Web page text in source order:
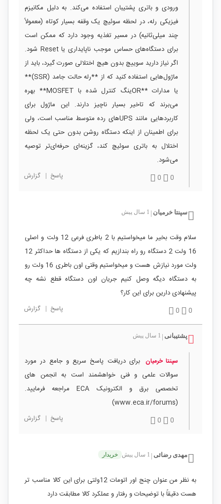
ورودی و باتری پشتیبان استفاده می‌کند. به دلیل مکانیزم
فیزیکی رله، در لحظه سوئیچ یک وقفه بسیار کوتاه (معمولاً
چند میلی‌ثانیه) در مسیر تغذیه وجود دارد که ممکن است
برای دستگاه‌های حساس موجب ناپایداری یا Reset شود.
اگر نیاز دارید سوییچ بدون هیچ اختلالی صورت گیرد، باید از
ماژول‌هایی استفاده کنید که از **رله حالت جامد (SSR)**
یا مدارات **ORینگ کنترل شده با MOSFET** بهره
می‌برند که تاخیر بسیار ناچیز دارند. این ماژول برای
کاربردهایی مانند UPS‌های رده متوسط مناسب است، ولی
برای اطمینان از اینکه دستگاه روشن بدون حتی یک لحظه
اختلال به باتری سوئیچ کند، گزینه‌ای حرفه‌ای‌تر توصیه
می‌شود.
0
0 پاسخ | گزارش
سپنتا خرمیان 1 سال پیش
سلام وقت بخیر ما میخواستیم با 2 باطری فرعی 12 ولت و اصلی
16 ولت 2 دستگاه رو راه بندازیم که یکی از دستگاه ها حداکثر 12
ولت مورد نیازش هست و میخواستیم وقتی اون باطری 16 ولت رو
به دستگاه دیگه وصل کنیم جریان اون دستگاه قطع نشه چه
پیشنهادی دارین برای این کار؟
0
0 پاسخ | گزارش
پشتیبانی 1 سال پیش
سپنتا خرمیان برای دریافت پاسخ سریع و جامع در مورد
سوالات علمی و فنی خواهشمند است به انجمن های
تخصصی برق و الکترونیک ECA مراجعه فرمایید.
(www.eca.ir/forums)
0
0 پاسخ | گزارش
مهدی رضائی 1 سال پیش خریدار
به نظر من عنوان چنج اور اتومات 12ولتی برای این کالا مناسب تر
هست دقیقاً با توضیحات و رفتار و عملکرد کالا مطابقت دارد